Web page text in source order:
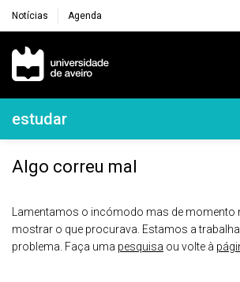
Notícias Agenda
Navegação Principal
Navegação Lateral
estudar
Algo correu mal
Lamentamos o incómodo mas de momento
mostrar o que procurava. Estamos a
problema. Faça uma pesquisa ou volte à